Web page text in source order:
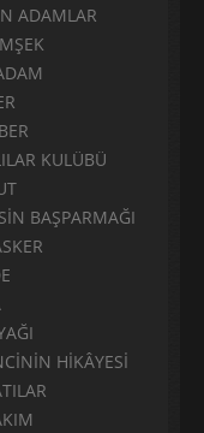
ADAMLAR
KULÜBÜ
BAŞPARMAĞI
HİKÂYESİ